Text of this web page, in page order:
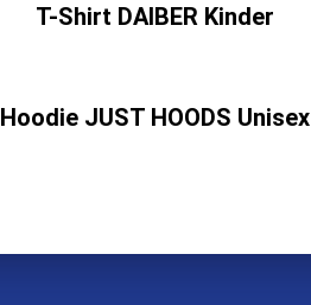
T-Shirt DAIBER Kinder
Hoodie JUST HOODS Unisex